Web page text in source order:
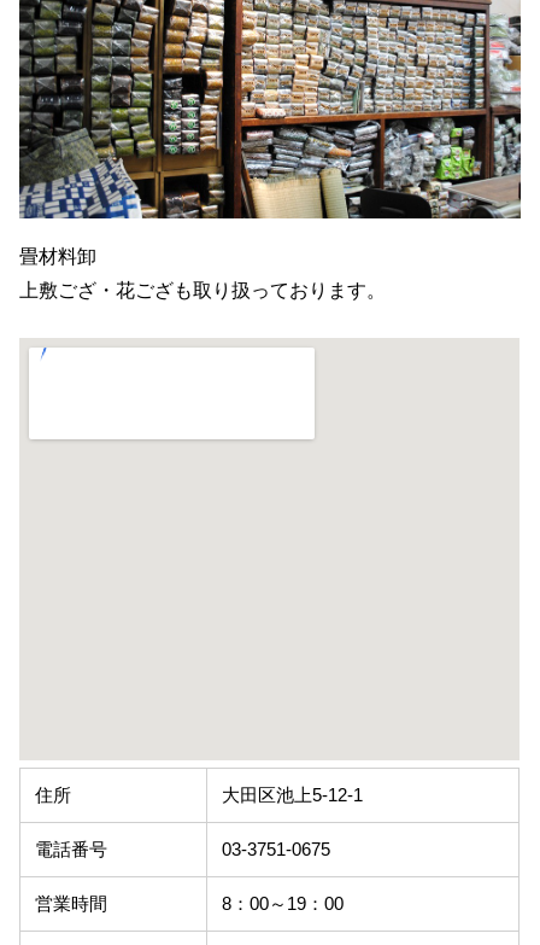
畳材料卸
上敷ござ・花ござも取り扱っております。
住所 大田区池上5-12-1
電話番号 03-3751-0675
営業時間 8：00～19：00